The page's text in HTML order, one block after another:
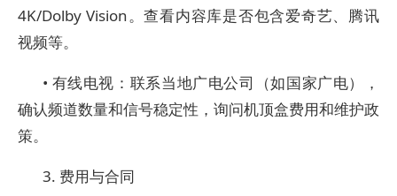
4K/Dolby Vision。查看内容库是否包含爱奇艺、腾讯
视频等。
• 有线电视：联系当地广电公司（如国家广电），
确认频道数量和信号稳定性，询问机顶盒费用和维护政
策。
3. 费用与合同